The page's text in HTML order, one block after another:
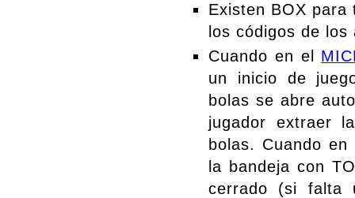
Existen BOX
los códigos de
Cuando en el
un inicio de
bolas se abre
jugador extraer
bolas. Cuando
la bandeja con
cerrado (si falta